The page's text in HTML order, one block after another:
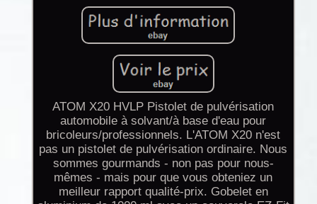
ATOM X20 HVLP Pistolet de pulvérisation
automobile à solvant/à base d'eau pour
bricoleurs/professionnels. L'ATOM X20 n'est
pas un pistolet de pulvérisation ordinaire. Nous
sommes gourmands - non pas pour nous-
mêmes - mais pour que vous obteniez un
meilleur rapport qualité-prix. Gobelet en